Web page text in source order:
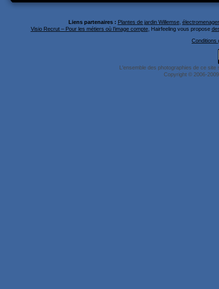
Liens partenaires : Plantes de jardin Willemse,
Visio Recrut – Pour les métiers où l’image compte, Hairfeeling vous propose
Conditions
L'ensemble des photographies de ce
Copyright © 2006-